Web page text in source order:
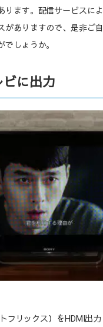
ります。配信サービスに
がありますので、是非ご
しょうか。
に出力
フリックス）をHDMI出